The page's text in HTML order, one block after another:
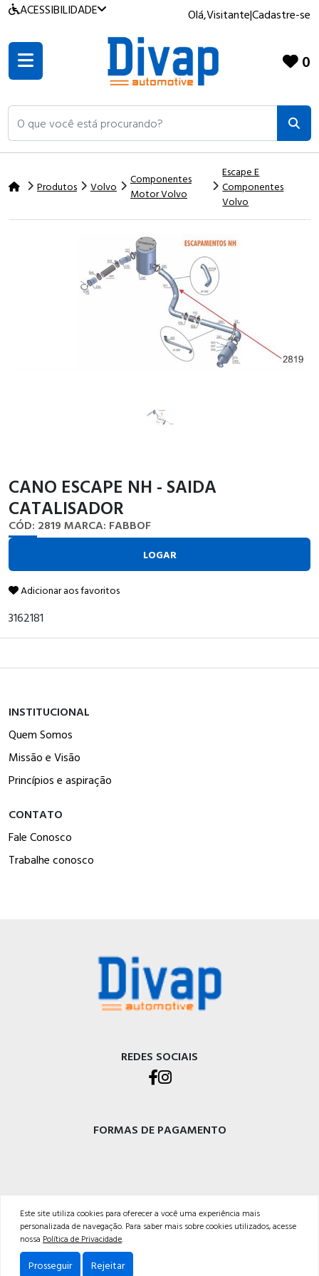
ACESSIBILIDADE Olá,Visitante|Cadastre-se
O que você está procurando?
0
Produtos Volvo
Componentes
Motor Volvo
Escape E
Componentes
Volvo
CANO ESCAPE NH - SAIDA
CATALISADOR
CÓD: 2819 MARCA: FABBOF
LOGAR
Adicionar aos favoritos
3162181
INSTITUCIONAL
Quem Somos
Missão e Visão
Princípios e aspiração
CONTATO
Fale Conosco
Trabalhe conosco
REDES SOCIAIS
FORMAS DE PAGAMENTO
DIVAP AUTOPEÇAS LTDA
Rod. BR-470 - Km 225, Integração<br />Garibaldi - RS, CEP 95720-000 <br />54 3029-
Powered by:
Este site utiliza cookies para oferecer a você uma experiência mais
personalizada de navegação. Para saber mais sobre cookies utilizados, acesse
nossa Política de Privacidade.
Prosseguir Rejeitar